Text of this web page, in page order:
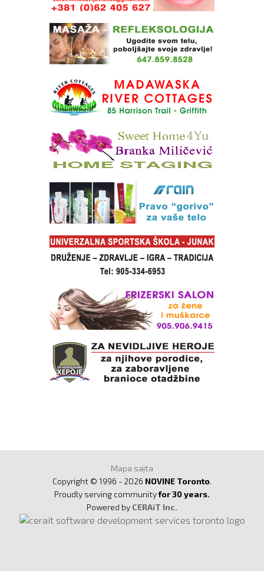
Mapa sajta
Copyright © 1996 - 2026 NOVINE Toronto.
Proudly serving communityfor 30 years.
Powered by CERAiT Inc.